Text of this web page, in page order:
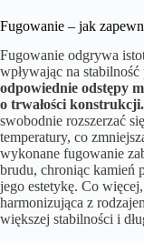
Fugowanie – jak
Fugowanie odgrywa
wpływając na
odpowiednie odstępy
o trwałości konstrukcji.
swobodnie rozszerzać
temperatury, co
wykonane fugowanie
brudu, chroniąc kamień
jego estetykę. Co
harmonizująca z
większej stabilności i